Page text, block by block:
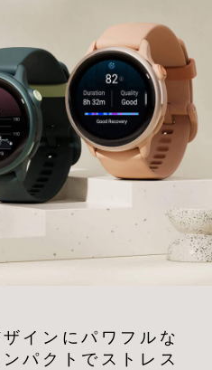
インにパワフルな
パクトでストレス